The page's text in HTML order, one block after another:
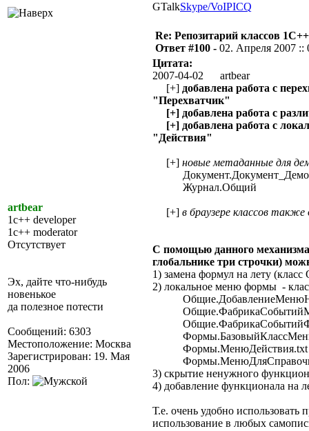
GTalkSkype/VoIPICQ
artbear
1c++ developer
1c++ moderator
Отсутствует
Эх, дайте что-нибудь
новенькое
да полезное потести
Сообщений: 6303
Местоположение: Москва
Зарегистрирован: 19. Мая
2006
Пол:
Re: Репозитарий классов
Ответ #100 - 02. Апреля 2007 ::
Цитата:
2007-04-02 artbear
[+] добавлена работа с
"Перехватчик"
[+] добавлена работа с
[+] добавлена работа с
"Действия"
[+] новые метаданные для
Журнал.Общий
[+] в браузере классов
С помощью данного
глобальнике три строчки)
1) замена формул на лету
2) локальное меню формы -
Формы.МенюДействия.txt
3) скрытие ненужного
4) добавление функционала на
Т.е. очень удобно использовать
использование в любых